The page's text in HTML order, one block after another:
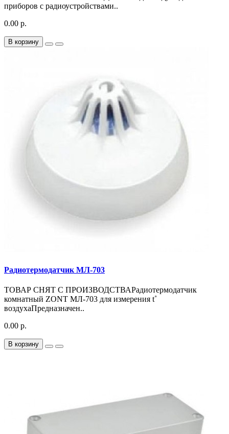
приборов с радиоустройствами..
0.00 р.
В корзину
Радиотермодатчик МЛ-703
ТОВАР СНЯТ С ПРОИЗВОДСТВАРадиотермодатчик
комнатный ZONT МЛ-703 для измерения t˚
воздухаПредназначен..
0.00 р.
В корзину